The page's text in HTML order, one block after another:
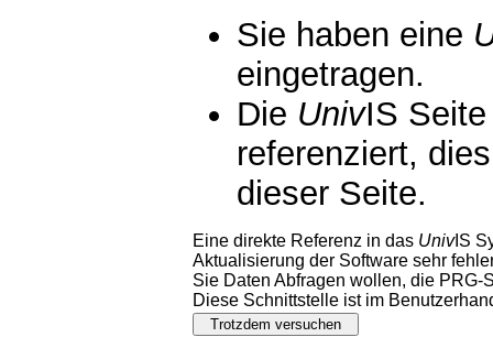
Sie haben eine
eingetragen.
Die UnivIS
referenziert,
dieser Seite.
Eine direkte Referenz in das UnivIS
Aktualisierung der Software sehr
Sie Daten Abfragen wollen, die PRG-
Diese Schnittstelle ist im